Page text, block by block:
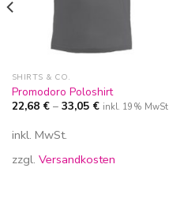
SHIRTS & CO.
Promodoro Poloshirt
22,68 €– 33,05 € inkl. 19% MwSt
inkl. MwSt.
zzgl. Versandkosten